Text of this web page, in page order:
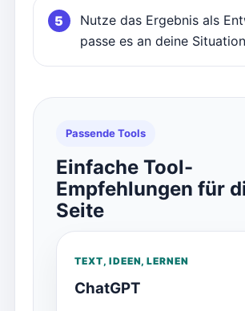
Nutze das Ergebnis als
passe es an deine
Passende Tools
Einfache Tool-
Empfehlungen für
Seite
TEXT, IDEEN, LERNEN
ChatGPT